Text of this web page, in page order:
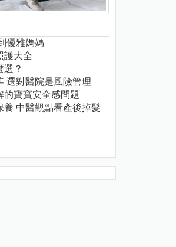
優雅媽媽
護大全
選？
選對醫院是風險管理
的寶寶安全感問題
養 中醫觀點看產後掉髮